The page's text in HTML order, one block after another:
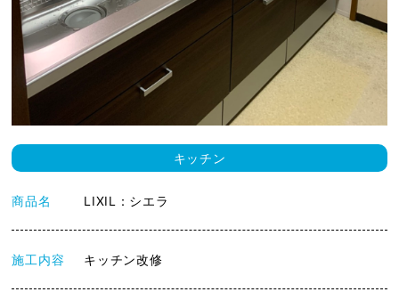
キッチン
商品名 LIXIL：シエラ
施工内容 キッチン改修